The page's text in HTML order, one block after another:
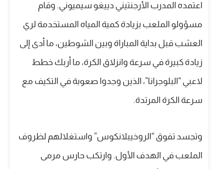
اعتمده المدرب الأرجنتيني دييغو سيميوني. وقام
مسؤولو الملعب بزيادة كمية المياه المستخدمة لري
العشب قبل بداية المباراة وبين الشوطين، ما أدى إلى
زيادة كبيرة في سرعة وانزلاق الكرة، ما أربك خطط
لاعبي “البلوجرانا”، الذين وجدوا صعوبة في التكيف مع
سرعة الكرة المرتدة.
وتجسد تفوق “الروخيبلانكوس” واستغلالهم لظروف
الملعب في الهدف الأول. وارتكب حارس مرمى